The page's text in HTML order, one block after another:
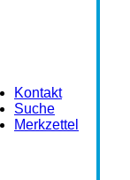
Kontakt
Suche
Merkzettel